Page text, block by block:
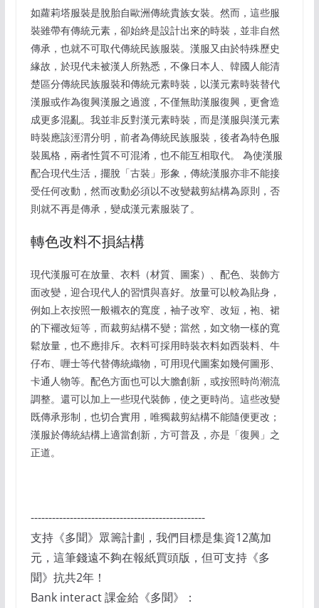
如蘿莉塔服裝是脫胎自歐洲傳統貴族女裝。然而，這些服
裝雖帶有傳統元素，卻始終是設計出來的時裝，並非自然
傳承，也就不可取代傳統民族服裝。漢服又由於特殊歷史
緣故，於現代未被漢人所熟悉，不像日本人、韓國人能清
楚區分傳統民族服裝和傳統元素時裝，以漢元素時裝替代
漢服或作為復興漢服之過渡，不僅無助漢服復興，更會造
成更多混亂。我並非反對漢元素時裝，而是漢服與漢元素
時裝應該涇渭分明，前者為傳統民族服裝，後者為特色服
裝風格，兩者性質不可混淆，也不能互相取代。 為使漢服
配合現代生活，擺脫「古裝」形象，傳統漢服亦非不能接
受任何改動，然而改動必須以不改變裁剪結構為原則，否
則就不再是傳承，變成漢元素服裝了。
轉色改料不損結構
現代漢服可在放量、衣料（材質、圖案）、配色、裝飾方
面改變，迎合現代人的習慣與喜好。放量可以較為貼身，
例如上衣按照一般襯衣的寬度，袖子改窄、改短，袍、裙
的下襬改短等，而裁剪結構不變；當然，如文物一樣的寬
鬆放量，也不應排斥。衣料可採用時裝衣料如西裝料、牛
仔布、喱士等代替傳統織物，可用現代圖案如幾何圖形、
卡通人物等。配色方面也可以大膽創新，或按照時尚潮流
調整。還可以加上一些現代裝飾，使之更時尚。這些改變
既傳承形制，也切合實用，唯獨裁剪結構不能隨便更改；
漢服於傳統結構上適當創新，方可普及，亦是「復興」之
正道。
-------------------------------------------------
支持《多聞》眾籌計劃，我們目標是集資12萬加
元，這筆錢遠不夠在報紙買頭版，但可支持《多
聞》抗共2年！
Bank interact 課金給《多聞》：